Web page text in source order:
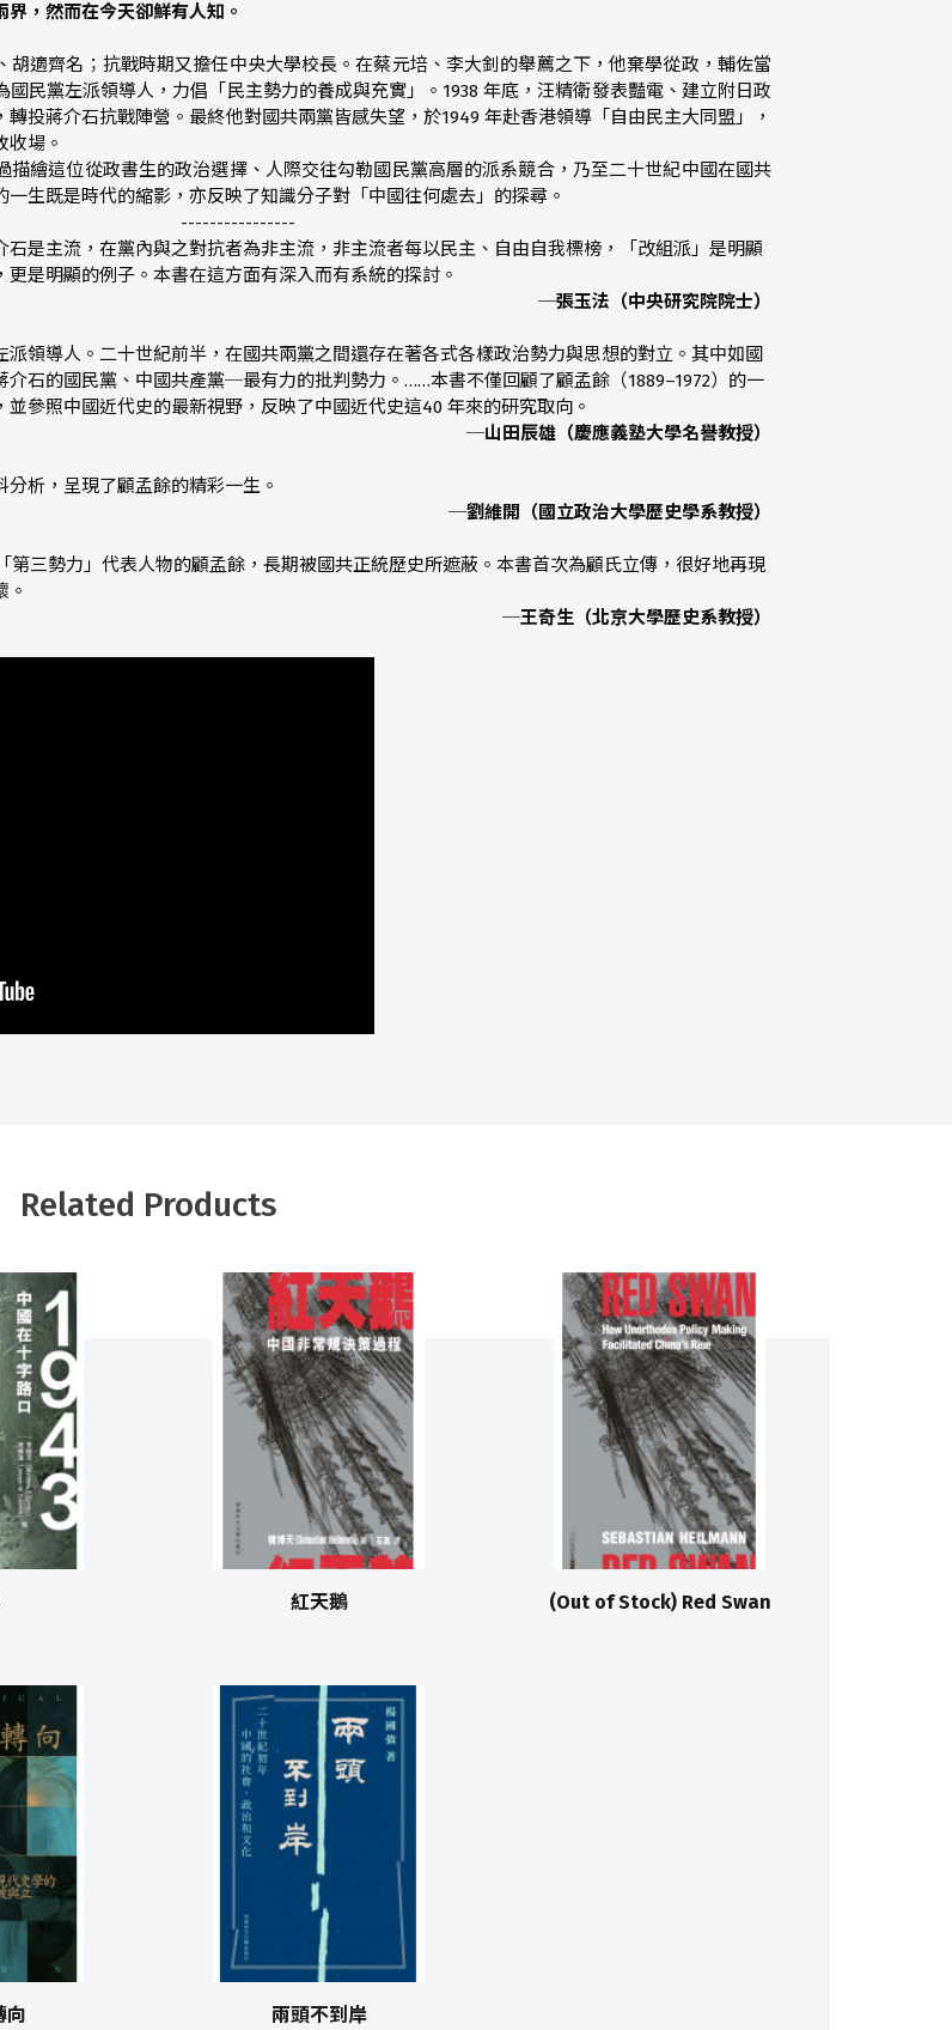
，然而在今天卻鮮有人知。
胡適齊名；抗戰時期又擔任中央大學校長。在蔡元培、李大釗的舉薦之下，他棄學從政，輔佐當
民黨左派領導人，力倡「民主勢力的養成與充實」。1938 年底，汪精衛發表豔電、建立附日政
投蔣介石抗戰陣營。最終他對國共兩黨皆感失望，於1949 年赴香港領導「自由民主大同盟」，
收場。
描繪這位從政書生的政治選擇、人際交往勾勒國民黨高層的派系競合，乃至二十世紀中國在國共
生既是時代的縮影，亦反映了知識分子對「中國往何處去」的探尋。
----------------
是主流，在黨內與之對抗者為非主流，非主流者每以民主、自由自我標榜，「改組派」是明顯
是明顯的例子。本書在這方面有深入而有系統的探討。
─張玉法（中央研究院院士）
領導人。二十世紀前半，在國共兩黨之間還存在著各式各樣政治勢力與思想的對立。其中如國
石的國民黨、中國共產黨─最有力的批判勢力。……本書不僅回顧了顧孟餘（1889–1972）的一
參照中國近代史的最新視野，反映了中國近代史這40 年來的研究取向。
─山田辰雄（慶應義塾大學名譽教授）
析，呈現了顧孟餘的精彩一生。
─劉維開（國立政治大學歷史學系教授）
第三勢力」代表人物的顧孟餘，長期被國共正統歷史所遮蔽。本書首次為顧氏立傳，很好地再現
。
─王奇生（北京大學歷史系教授）
Related Products
紅天鵝 (Out of Stock) Red Swan
向 兩頭不到岸